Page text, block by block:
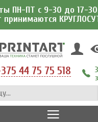
ПН-ПТ с 9-30 до 17-
принимаются
44 75 75 518